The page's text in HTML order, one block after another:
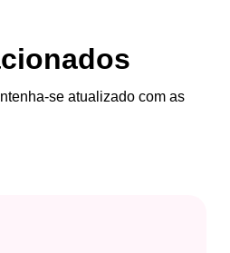
se atualizado com as